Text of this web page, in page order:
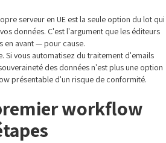
serveur en UE est la seule option du lot qui
données. C'est l'argument que les éditeurs
en avant — pour cause.
Si vous automatisez du traitement d'emails
des données n'est plus une option
présentable d'un risque de conformité.
workflow